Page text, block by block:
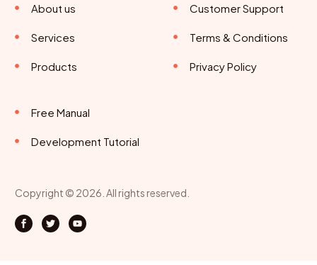
About us
Services
Products
Customer Support
Terms & Conditions
Privacy Policy
Free Manual
Development Tutorial
Copyright © 2026. All rights reserved.